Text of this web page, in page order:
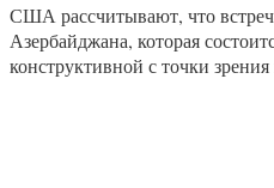
США рассчитывают, что
Азербайджана, которая
конструктивной с точки